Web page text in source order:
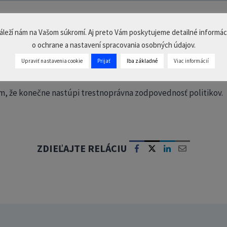
zvtv PLUS? Prihláste sa a dopozerajte
PRIHLÁSIŤ SA
že konečne nastúpi trestnoprávna zodpovednosť politikov.
ZDIEĽAJTE RELÁCIU
nám na Vašom súkromí. Aj preto Vám poskytujeme detailné
o ochrane a nastavení spracovania osobných údajov.
Upraviť nastavenia cookie Prijať Iba základné Viac informácií